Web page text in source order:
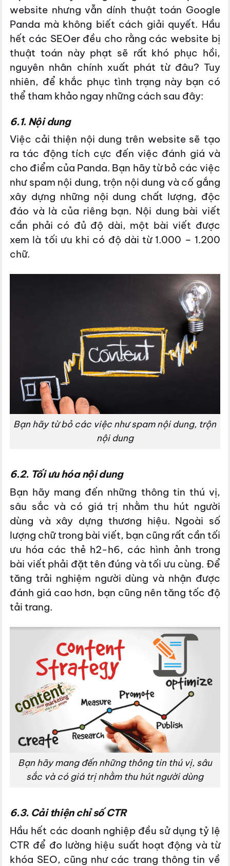
website nhưng vẫn dính thuật toán Google
Panda mà không biết cách giải quyết. Hầu
hết các SEOer đều cho rằng các website bị
thuật toán này phạt sẽ rất khó phục hồi,
nguyên nhân chính xuất phát từ đâu? Tuy
nhiên, để khắc phục tình trạng này bạn có
thể tham khảo ngay những cách sau đây:
6.1. Nội dung
Việc cải thiện nội dung trên website sẽ tạo
ra tác động tích cực đến việc đánh giá và
cho điểm của Panda. Bạn hãy từ bỏ các việc
như spam nội dung, trộn nội dung và cố gắng
xây dựng những nội dung chất lượng, độc
đáo và là của riêng bạn. Nội dung bài viết
cần phải có đủ độ dài, một bài viết được
xem là tối ưu khi có độ dài từ 1.000 – 1.200
chữ.
Bạn hãy từ bỏ các việc như spam nội dung, trộn
nội dung
6.2. Tối ưu hóa nội dung
Bạn hãy mang đến những thông tin thú vị,
sâu sắc và có giá trị nhằm thu hút người
dùng và xây dựng thương hiệu. Ngoài số
lượng chữ trong bài viết, bạn cũng rất cần tối
ưu hóa các thẻ h2-h6, các hình ảnh trong
bài viết phải đặt tên đúng và tối ưu cùng. Để
tăng trải nghiệm người dùng và nhận được
đánh giá cao hơn, bạn cũng nên tăng tốc độ
tải trang.
Bạn hãy mang đến những thông tin thú vị, sâu
sắc và có giá trị nhằm thu hút người dùng
6.3. Cải thiện chỉ số CTR
Hầu hết các doanh nghiệp đều sử dụng tỷ lệ
CTR để đo lường hiệu suất hoạt động và từ
khóa SEO, cũng như các trang thông tin về